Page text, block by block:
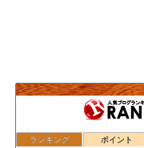
ランキング ポイント
37位 注文住宅ってわからないこ